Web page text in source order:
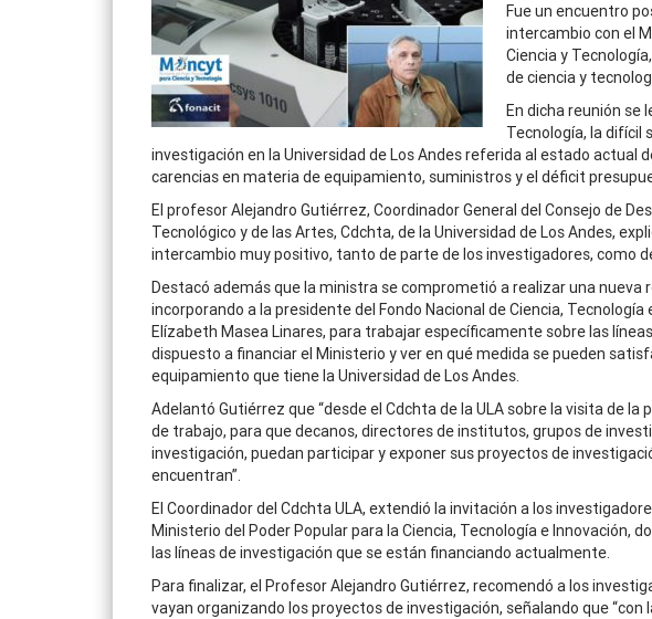
Fue un encuentro
intercambio con el
Ciencia y
de ciencia y
En dicha reunión se
Tecnología, la difícil
investigación en la Universidad de Los Andes referida al estado actual
carencias en materia de equipamiento, suministros y el déficit
El profesor Alejandro Gutiérrez, Coordinador General del Consejo de
Tecnológico y de las Artes, Cdchta, de la Universidad de Los Andes,
intercambio muy positivo, tanto de parte de los investigadores, como
Destacó además que la ministra se comprometió a realizar una nueva
incorporando a la presidente del Fondo Nacional de Ciencia,
Elízabeth Masea Linares, para trabajar específicamente sobre las
dispuesto a financiar el Ministerio y ver en qué medida se pueden
equipamiento que tiene la Universidad de Los Andes.
Adelantó Gutiérrez que “desde el Cdchta de la ULA sobre la visita de la
de trabajo, para que decanos, directores de institutos, grupos de
investigación, puedan participar y exponer sus proyectos de
encuentran”.
El Coordinador del Cdchta ULA, extendió la invitación a los
Ministerio del Poder Popular para la Ciencia, Tecnología e Innovación,
las líneas de investigación que se están financiando actualmente.
Para finalizar, el Profesor Alejandro Gutiérrez, recomendó a los
vayan organizando los proyectos de investigación, señalando que “con